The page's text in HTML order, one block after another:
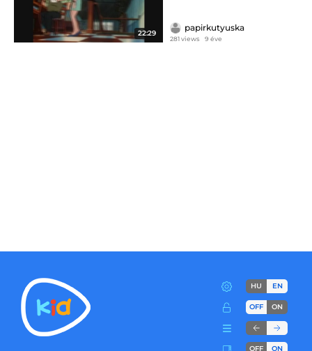
22:29
papirkutyuska
281 views 9 éve
HU EN
OFF ON
OFF ON